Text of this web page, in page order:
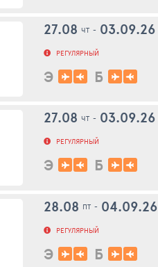
27.08 ЧТ - 03.09.26
РЕГУЛЯРНЫЙ
Э Б
27.08 ЧТ - 03.09.26
РЕГУЛЯРНЫЙ
Э Б
28.08 ПТ - 04.09.26
РЕГУЛЯРНЫЙ
Э Б